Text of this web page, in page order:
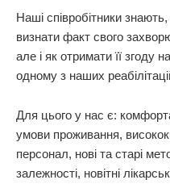
Наші співробітники
визнати факт свого
але і як отримати її згоду
одному з наших
Для цього у нас є:
умови проживання,
персонал, нові та старі
залежності, новітні